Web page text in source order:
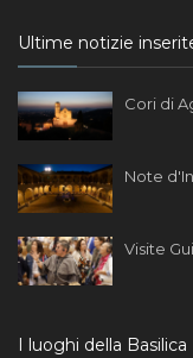
Ultime notizie
Cori di
Note
Visite
I luoghi della Basilica